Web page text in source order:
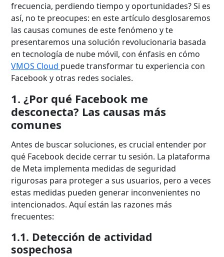
frecuencia, perdiendo tiempo y oportunidades? Si es
así, no te preocupes: en este artículo desglosaremos
las causas comunes de este fenómeno y te
presentaremos una solución revolucionaria basada
en tecnología de nube móvil, con énfasis en cómo
VMOS Cloud puede transformar tu experiencia con
Facebook y otras redes sociales.
1. ¿Por qué Facebook me
desconecta? Las causas más
comunes
Antes de buscar soluciones, es crucial entender por
qué Facebook decide cerrar tu sesión. La plataforma
de Meta implementa medidas de seguridad
rigurosas para proteger a sus usuarios, pero a veces
estas medidas pueden generar inconvenientes no
intencionados. Aquí están las razones más
frecuentes:
1.1. Detección de actividad
sospechosa